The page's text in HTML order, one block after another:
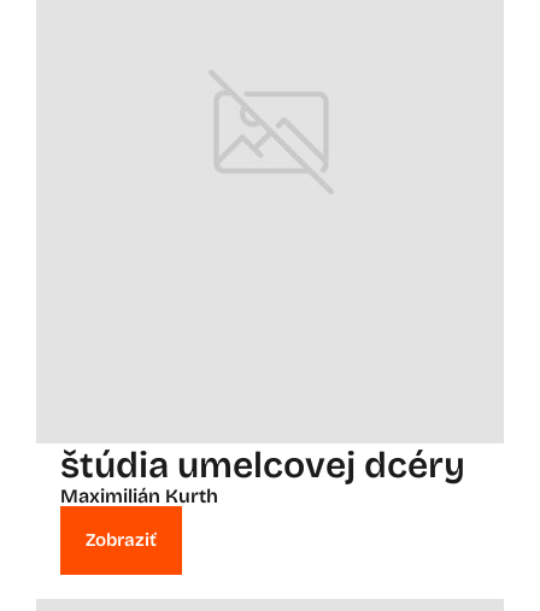
štúdia umelcovej dcéry
Maximilián Kurth
Zobraziť